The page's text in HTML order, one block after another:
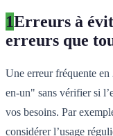
1Erreurs à
erreurs que
Une erreur fréquente
en-un" sans vérifier si
vos besoins. Par
considérer l’usage